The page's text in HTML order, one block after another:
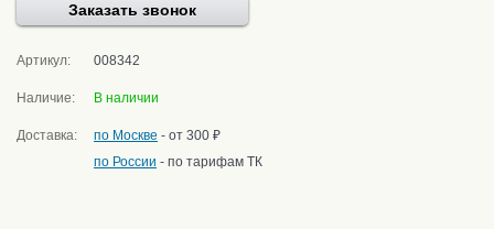
Заказать звонок
Артикул: 008342
Наличие: В наличии
Доставка: по Москве - от 300 ₽
по России - по тарифам ТК